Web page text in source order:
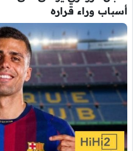
أسباب وراء قراره